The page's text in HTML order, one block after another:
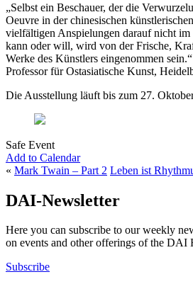
„Selbst ein Beschauer, der die
Oeuvre in der chinesischen
vielfältigen Anspielungen darauf nicht im
kann oder will, wird von der Frische,
Werke des Künstlers eingenommen
Professor für Ostasiatische Kunst,
Die Ausstellung läuft bis zum 27.
Safe Event
Add to Calendar
« Mark Twain – Part 2 Leben ist
DAI-Newsletter
Here you can subscribe to our weekly
on events and other offerings of the DAI
Subscribe